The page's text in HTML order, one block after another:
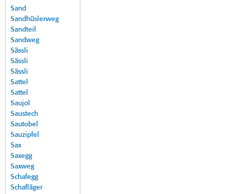
Sand
Sandhüslerweg
Sandteil
Sandweg
Sässli
Sässli
Sässli
Sattel
Sattel
Saujol
Saustech
Sautobel
Sauzipfel
Sax
Saxegg
Saxweg
Schafegg
Schafläger